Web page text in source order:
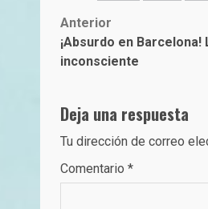
Post
navigation
Anterior
¡Absurdo en Barcelona!
inconsciente
Deja una respuesta
Tu dirección de correo
Comentario *